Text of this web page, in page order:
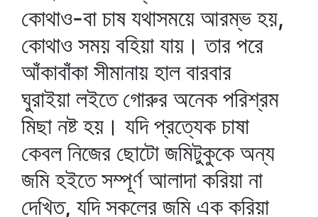
কোথাও-বা চাষ যথাসময়ে আরম্ভ হয়,
কোথাও সময় বহিয়া যায়। তার পরে
আঁকাবাঁকা সীমানায় হাল বারবার
ঘুরাইয়া লইতে গোরুর অনেক পরিশ্রম
মিছা নষ্ট হয়। যদি প্রত্যেক চাষা
কেবল নিজের ছোটো জমিটুকুকে অন্য
জমি হইতে সম্পূর্ণ আলাদা করিয়া না
দেখিত, যদি সকলের জমি এক করিয়া